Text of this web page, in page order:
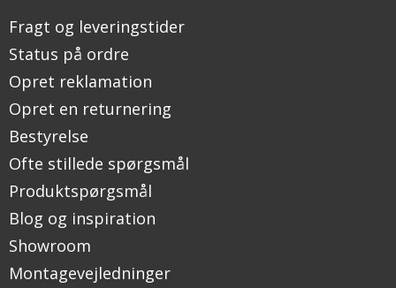
Fragt og leveringstider
Status på ordre
Opret reklamation
Opret en returnering
Bestyrelse
Ofte stillede spørgsmål
Produktspørgsmål
Blog og inspiration
Showroom
Montagevejledninger